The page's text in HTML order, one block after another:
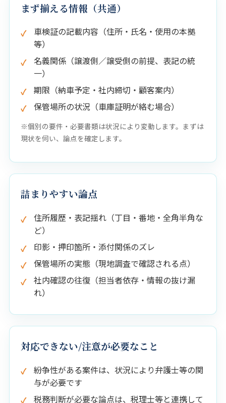
まず揃える情報（共通）
車検証の記載内容（住所・氏名・使用の本拠
等）
名義関係（譲渡側／譲受側の前提、表記の統
一）
期限（納車予定・社内締切・顧客案内）
保管場所の状況（車庫証明が絡む場合）
※個別の要件・必要書類は状況により変動します。まずは
現状を伺い、論点を確定します。
詰まりやすい論点
住所履歴・表記揺れ（丁目・番地・全角半角な
ど）
印影・押印箇所・添付関係のズレ
保管場所の実態（現地調査で確認される点）
社内確認の往復（担当者依存・情報の抜け漏
れ）
対応できない/注意が必要なこと
紛争性がある案件は、状況により弁護士等の関
与が必要です
税務判断が必要な論点は、税理士等と連携して